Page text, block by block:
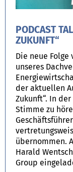
PODCAST
ZUKUNFT“
Die neue Folge
unseres
der aktuellen
Zukunft“. In
Stimme zu
übernommen.
Harald
Group